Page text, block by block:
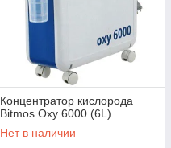
Концентратор кислорода
Bitmos Oxy 6000 (6L)
Нет в наличии